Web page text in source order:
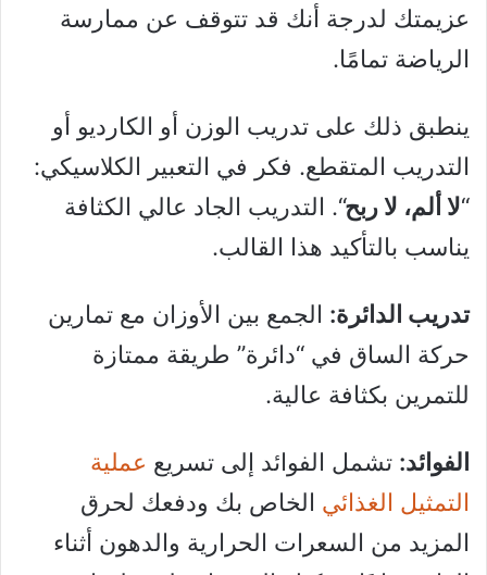
عزيمتك لدرجة أنك قد تتوقف عن ممارسة
الرياضة تمامًا.
ينطبق ذلك على تدريب الوزن أو الكارديو أو
التدريب المتقطع. فكر في التعبير الكلاسيكي:
“لا ألم، لا ربح“. التدريب الجاد عالي الكثافة
يناسب بالتأكيد هذا القالب.
تدريب الدائرة: الجمع بين الأوزان مع تمارين
حركة الساق في “دائرة” طريقة ممتازة
للتمرين بكثافة عالية.
الفوائد: تشمل الفوائد إلى تسريع عملية
التمثيل الغذائي الخاص بك ودفعك لحرق
المزيد من السعرات الحرارية والدهون أثناء